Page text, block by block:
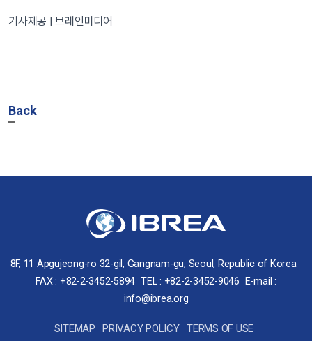
기사제공 | 브레인미디어
Back
8F, 11 Apgujeong-ro 32-gil, Gangnam-gu, Seoul, Republic of Korea
FAX : +82-2-3452-5894 TEL : +82-2-3452-9046
E-mail :
info@ibrea.org
SITEMAP PRIVACY POLICY TERMS OF USE